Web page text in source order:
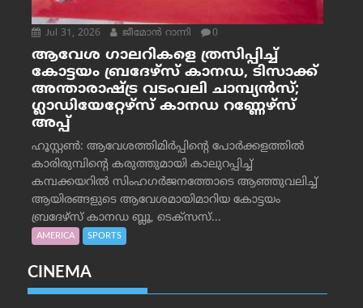
Jul 31, 2026 ജീമോന്‍ റാന്നി 0
ആവേശ ഗാലറികളെ ത്രസിപ്പിച്ച്
കോട്ടയം ബ്രദേഴ്‌സ് കാനഡ, ടിസാക്ക്
അന്താരാഷ്ട്ര വടംവലി ചാമ്പ്യന്‍സ്;
ഗ്ലാഡിയേറ്റേഴ്‌സ് കാനഡ റണ്ണേഴ്‌സ്
അപ്പ്
ഹൂസ്റ്റണ്‍: ആവേശത്തിമിര്‍പ്പിന്റെ പോര്‍ക്കളത്തില്‍
കാരിരുമ്പിന്റെ കരുത്തുമായി കാലുറപ്പിച്ച്
കമ്പക്കയറില്‍ സിംഹഗര്‍ജനത്തോടെ ആഞ്ഞുവലിച്ച്
ആയിരങ്ങളുടെ ആവേശമായിമാറിയ കോട്ടയം
ബ്രദേഴ്‌സ് കാനഡ ബ്ലൂ, ടെക്‌സസ്...
AMERICA SPORTS
CINEMA